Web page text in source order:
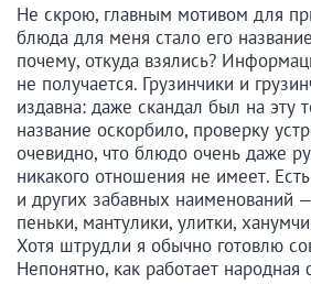
Не скрою, главным мотивом для
блюда для меня стало его
почему, откуда взялись?
не получается. Грузинчики и
издавна: даже скандал был на эту
название оскорбило, проверку
очевидно, что блюдо очень даже
никакого отношения не имеет.
и других забавных наименований
пеньки, мантулики, улитки,
Хотя штрудли я обычно готовлю
Непонятно, как работает народная